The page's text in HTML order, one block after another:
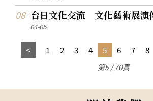
台日文化交流 文化藝術展
04-05
1 2 3 4 5 6 7 8
第5 / 70頁